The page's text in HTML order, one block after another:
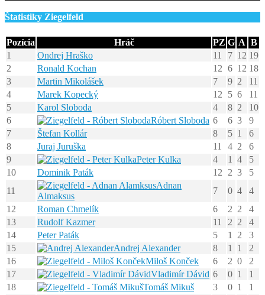
Štatistiky Ziegelfeld
Pozícia Hráč PZ G A B
1
Ondrej Hraško 11 7 12 19
2
Ronald Kochan 12 6 12 18
3
Martin Mikolášek 7 9 2
11
4
Marek Kopecký 12 5 6
11
5
Karol Sloboda 4 8 2
10
6
Róbert Sloboda 6 6 3
9
7
Štefan Kollár 8 5 1
6
8
Juraj Juruška 11 4 2
6
9
Peter Kulka 4 1 4
5
10
Dominik Paták 12 2 3
5
11
Adnan
Almaksus
7 0 4
4
12
Roman Chmelík 6 2 2
4
13
Rudolf Kazmer 11 2 2
4
14
Peter Paták 5 1 2
3
15
Andrej Alexander 8 1 1
2
16
Miloš Konček 6 2 0
2
17
Vladimír Dávid 6 0 1
1
18
Tomáš Mikuš 3 0 1
1